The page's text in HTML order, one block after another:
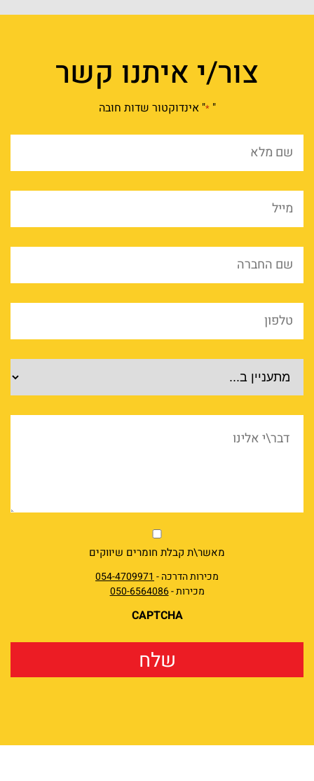
צור/י איתנו קשר
"
*" אינדוקטור שדות חובה
שם
מייל
שם
טלפון
מוצרים
דבר\י
market
מאשר\ת קבלת חומרים שיווקים
מכירות הדרכה -054-4709971
מכירות -050-6564086
CAPTCHA